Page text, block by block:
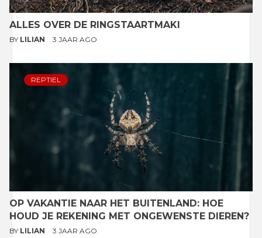
ALLES OVER DE RINGSTAARTMAKI
BY LILIAN 3 JAAR AGO
REPTIEL
OP VAKANTIE NAAR HET BUITENLAND: HOE
HOUD JE REKENING MET ONGEWENSTE DIEREN?
BY LILIAN 3 JAAR AGO